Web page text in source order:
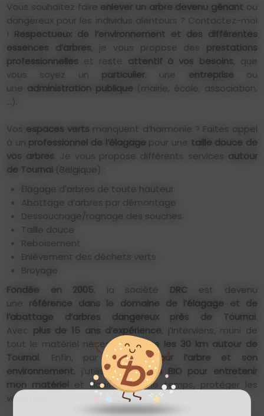
Vous souhaitez faire enlever un arbre devenu gênant ou
dangereux pour les individus alentours ? Contactez-moi
! Respectueux de l’environnement et des différentes
essences d’arbres, je vous propose des prestations
professionnelles et reste attentif à vos besoins, que
vous soyez un particulier, une entreprise ou
une administration publique (mairie, école, association,
…).
Vos espaces verts manquent d’harmonie ? Faites appel
à un professionnel de l’élagage pour une taille douce de
vos arbres . Je vous propose différents services autour
de Tournai (Belgique) :
Élagage d'arbres de toute hauteur
Abattage d’arbres par démontage
Dessouchage/rognage des souches
Taille douce
Reboisement
Enlèvement des déchets verts
Broyage
Fondée en 2005, la société DRC est devenu
une référence dans le domaine de l’élagage et de
l’abattage d’arbres dangereux près de Tournai
Avec plus de 15 ans d’expérience, j’interviens, muni de
tout le matériel nécessaire,dans les 30 km autour de
Tournai . Enfin, parrespect pour l’arbre et son
environnement, j’utilise deshuiles BIO pour entretenir
mon matériel et dans le même temps, protéger les
végétaux.